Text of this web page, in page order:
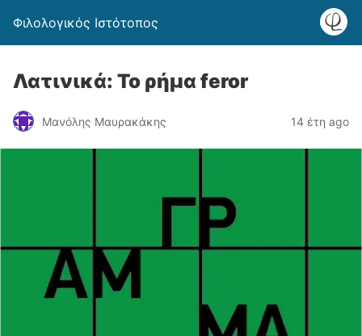
Φιλολογικός Ιστότοπος
Λατινικά: Το ρήμα feror
Μανόλης Μαυρακάκης 14 έτη ago